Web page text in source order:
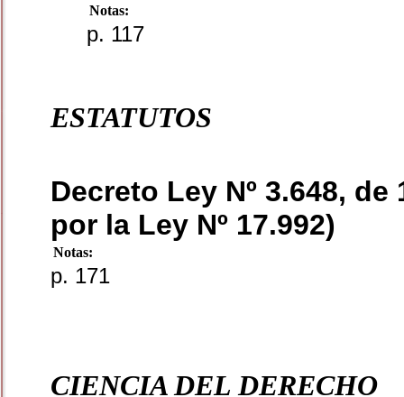
Notas:
p. 117
ESTATUTOS
Decreto Ley Nº 3.648,
por la Ley Nº 17.992)
Notas:
p. 171
CIENCIA DEL DERECHO